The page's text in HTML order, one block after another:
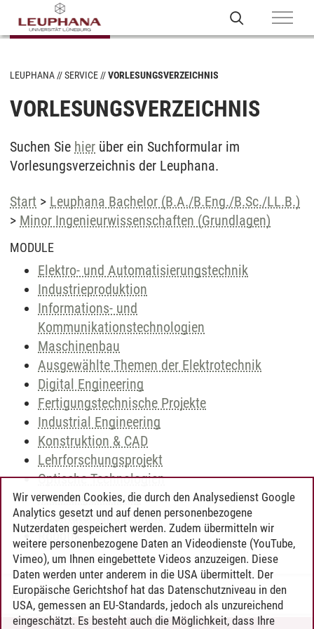
LEUPHANA SERVICE VORLESUNGSVERZEICHNIS
VORLESUNGSVERZEICHNIS
Suchen Sie hier über ein Suchformular im
Vorlesungsverzeichnis der Leuphana.
Start > Leuphana Bachelor (B.A./B.Eng./B.Sc./LL.B.)
> Minor Ingenieurwissenschaften (Grundlagen)
MODULE
Elektro- und Automatisierungstechnik
Industrieproduktion
Informations- und
Kommunikationstechnologien
Maschinenbau
Ausgewählte Themen der Elektrotechnik
Digital Engineering
Fertigungstechnische Projekte
Industrial Engineering
Konstruktion & CAD
Lehrforschungsprojekt
Optische Technologien
Produktgestaltung
Qualitätsmanagement
Robotik
Timo Leder/30.06.2024
Wir verwenden Cookies, die durch den Analysedienst Google
Analytics gesetzt und auf denen personenbezogene
Nutzerdaten gespeichert werden. Zudem übermitteln wir
weitere personenbezogene Daten an Videodienste (YouTube,
Vimeo), um Ihnen eingebettete Videos anzuzeigen. Diese
Daten werden unter anderem in die USA übermittelt. Der
Europäische Gerichtshof hat das Datenschutzniveau in den
USA, gemessen an EU-Standards, jedoch als unzureichend
eingeschätzt. Es besteht auch die Möglichkeit, dass Ihre